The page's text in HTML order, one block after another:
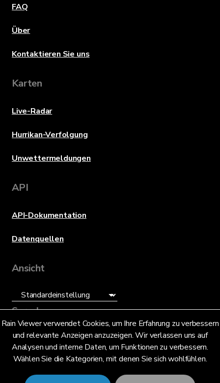
Rain Viewer verwendet Cookies, um Ihre Erfahrung zu verbessern
und relevante Anzeigen anzuzeigen. Wir verlassen uns auf
Analysen und interne Daten, um Funktionen zu verbessern.
Wählen Sie die Kategorien, mit denen Sie sich wohlfühlen.
FAQ
Über
Kontaktieren Sie uns
Karten
Live-Radar
Hurrikan-Verfolgung
Unwettermeldungen
API
API-Dokumentation
Datenquellen
Ansicht
Sprache
Deutsch (DE)